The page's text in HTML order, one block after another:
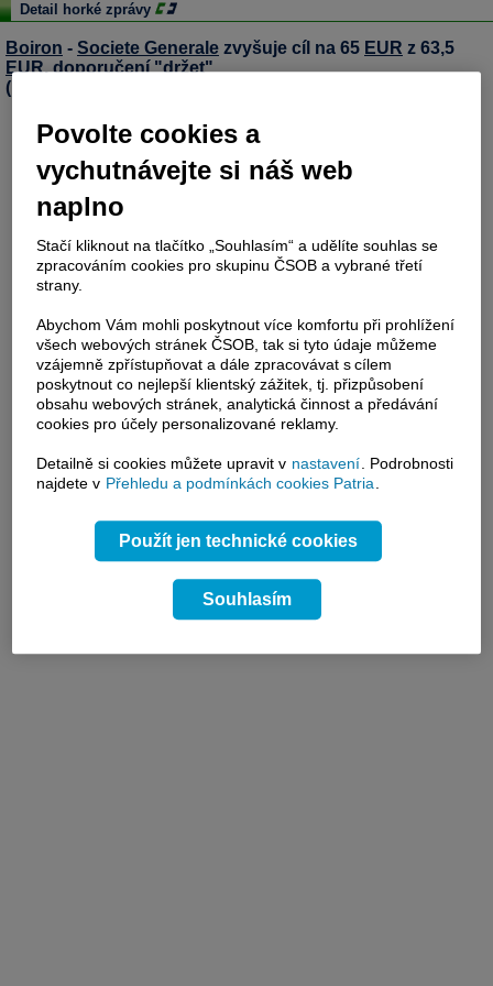
Detail horké zprávy
Boiron - Societe Generale zvyšuje cíl na 65 EUR z 63,5
EUR, doporučení "držet"
(Reuters)
Povolte cookies a
vychutnávejte si náš web
naplno
Stačí kliknout na tlačítko „Souhlasím“ a udělíte souhlas se
zpracováním cookies pro skupinu ČSOB a vybrané třetí
strany.
Abychom Vám mohli poskytnout více komfortu při prohlížení
všech webových stránek ČSOB, tak si tyto údaje můžeme
vzájemně zpřístupňovat a dále zpracovávat s cílem
poskytnout co nejlepší klientský zážitek, tj. přizpůsobení
obsahu webových stránek, analytická činnost a předávání
cookies pro účely personalizované reklamy.
Detailně si cookies můžete upravit v nastavení. Podrobnosti
najdete v Přehledu a podmínkách cookies Patria.
Použít jen technické cookies
Souhlasím